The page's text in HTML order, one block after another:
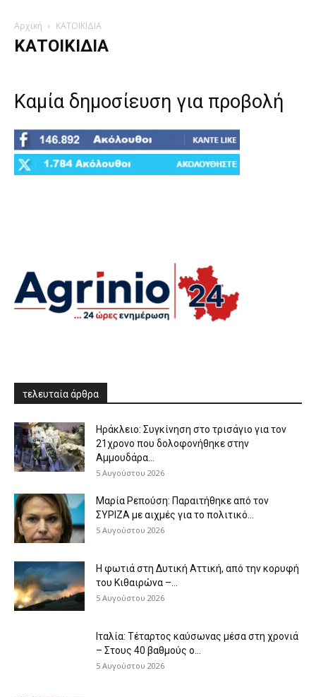
Αρχική ΚΑΤΟΙΚΙΔΙΑ
ΚΑΤΟΙΚΙΔΙΑ
Καμία δημοσίευση για προβολή
τελευταία άρθρα
Ηράκλειο: Συγκίνηση στο τρισάγιο για τον
21χρονο που δολοφονήθηκε στην
Αμμουδάρα...
5 Αυγούστου 2026
Μαρία Ρεπούση: Παραιτήθηκε από τον
ΣΥΡΙΖΑ με αιχμές για το πολιτικό...
5 Αυγούστου 2026
Η φωτιά στη Δυτική Αττική, από την κορυφή
του Κιθαιρώνα –...
5 Αυγούστου 2026
Ιταλία: Τέταρτος καύσωνας μέσα στη χρονιά
– Στους 40 βαθμούς ο...
5 Αυγούστου 2026